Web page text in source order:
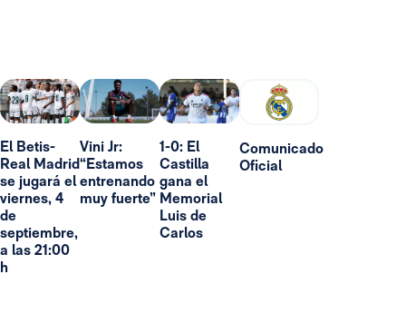
El Betis-
Real Madrid
se jugará el
viernes, 4
de
septiembre,
a las 21:00
h
Vini Jr:
“Estamos
entrenando
muy fuerte”
1-0: El
Castilla
gana el
Memorial
Luis de
Carlos
Comunicado
Oficial